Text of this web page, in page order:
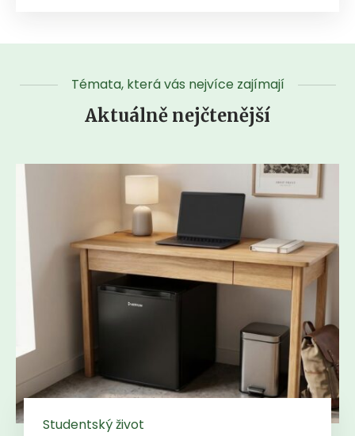
Témata, která vás nejvíce zajímají
Aktuálně nejčtenější
Studentský život